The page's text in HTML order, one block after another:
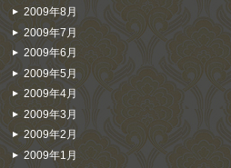
2009年8月
2009年7月
2009年6月
2009年5月
2009年4月
2009年3月
2009年2月
2009年1月